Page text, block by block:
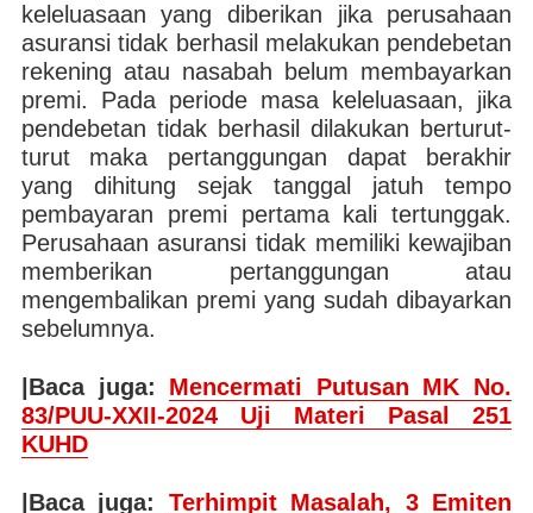
keleluasaan yang diberikan jika perusahaan
asuransi tidak berhasil melakukan pendebetan
rekening atau nasabah belum membayarkan
premi. Pada periode masa keleluasaan, jika
pendebetan tidak berhasil dilakukan berturut-
turut maka pertanggungan dapat berakhir
yang dihitung sejak tanggal jatuh tempo
pembayaran premi pertama kali tertunggak.
Perusahaan asuransi tidak memiliki kewajiban
memberikan pertanggungan atau
mengembalikan premi yang sudah dibayarkan
sebelumnya.
|Baca juga: Mencermati Putusan MK No.
83/PUU-XXII-2024 Uji Materi Pasal 251
KUHD
|Baca juga: Terhimpit Masalah, 3 Emiten